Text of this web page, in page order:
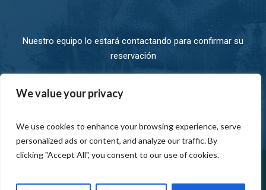
We value your privacy
We use cookies to enhance your browsing experience, serve
personalized ads or content, and analyze our traffic. By
clicking "Accept All", you consent to our use of cookies.
Nuestro equipo lo estará contactando para confirmar su
reservación